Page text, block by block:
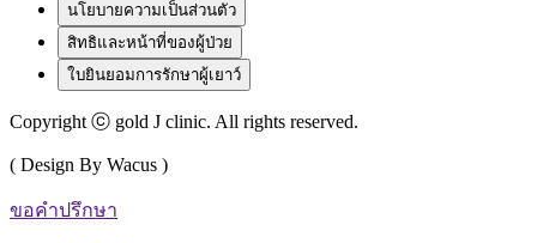
นโยบายความเป็นส่วนตัว
สิทธิและหน้าที่ของผู้ป่วย
ใบยินยอมการรักษาผู้เยาว์
Copyright ⓒ gold J clinic. All rights reserved.
( Design By Wacus )
ขอคำปรึกษา